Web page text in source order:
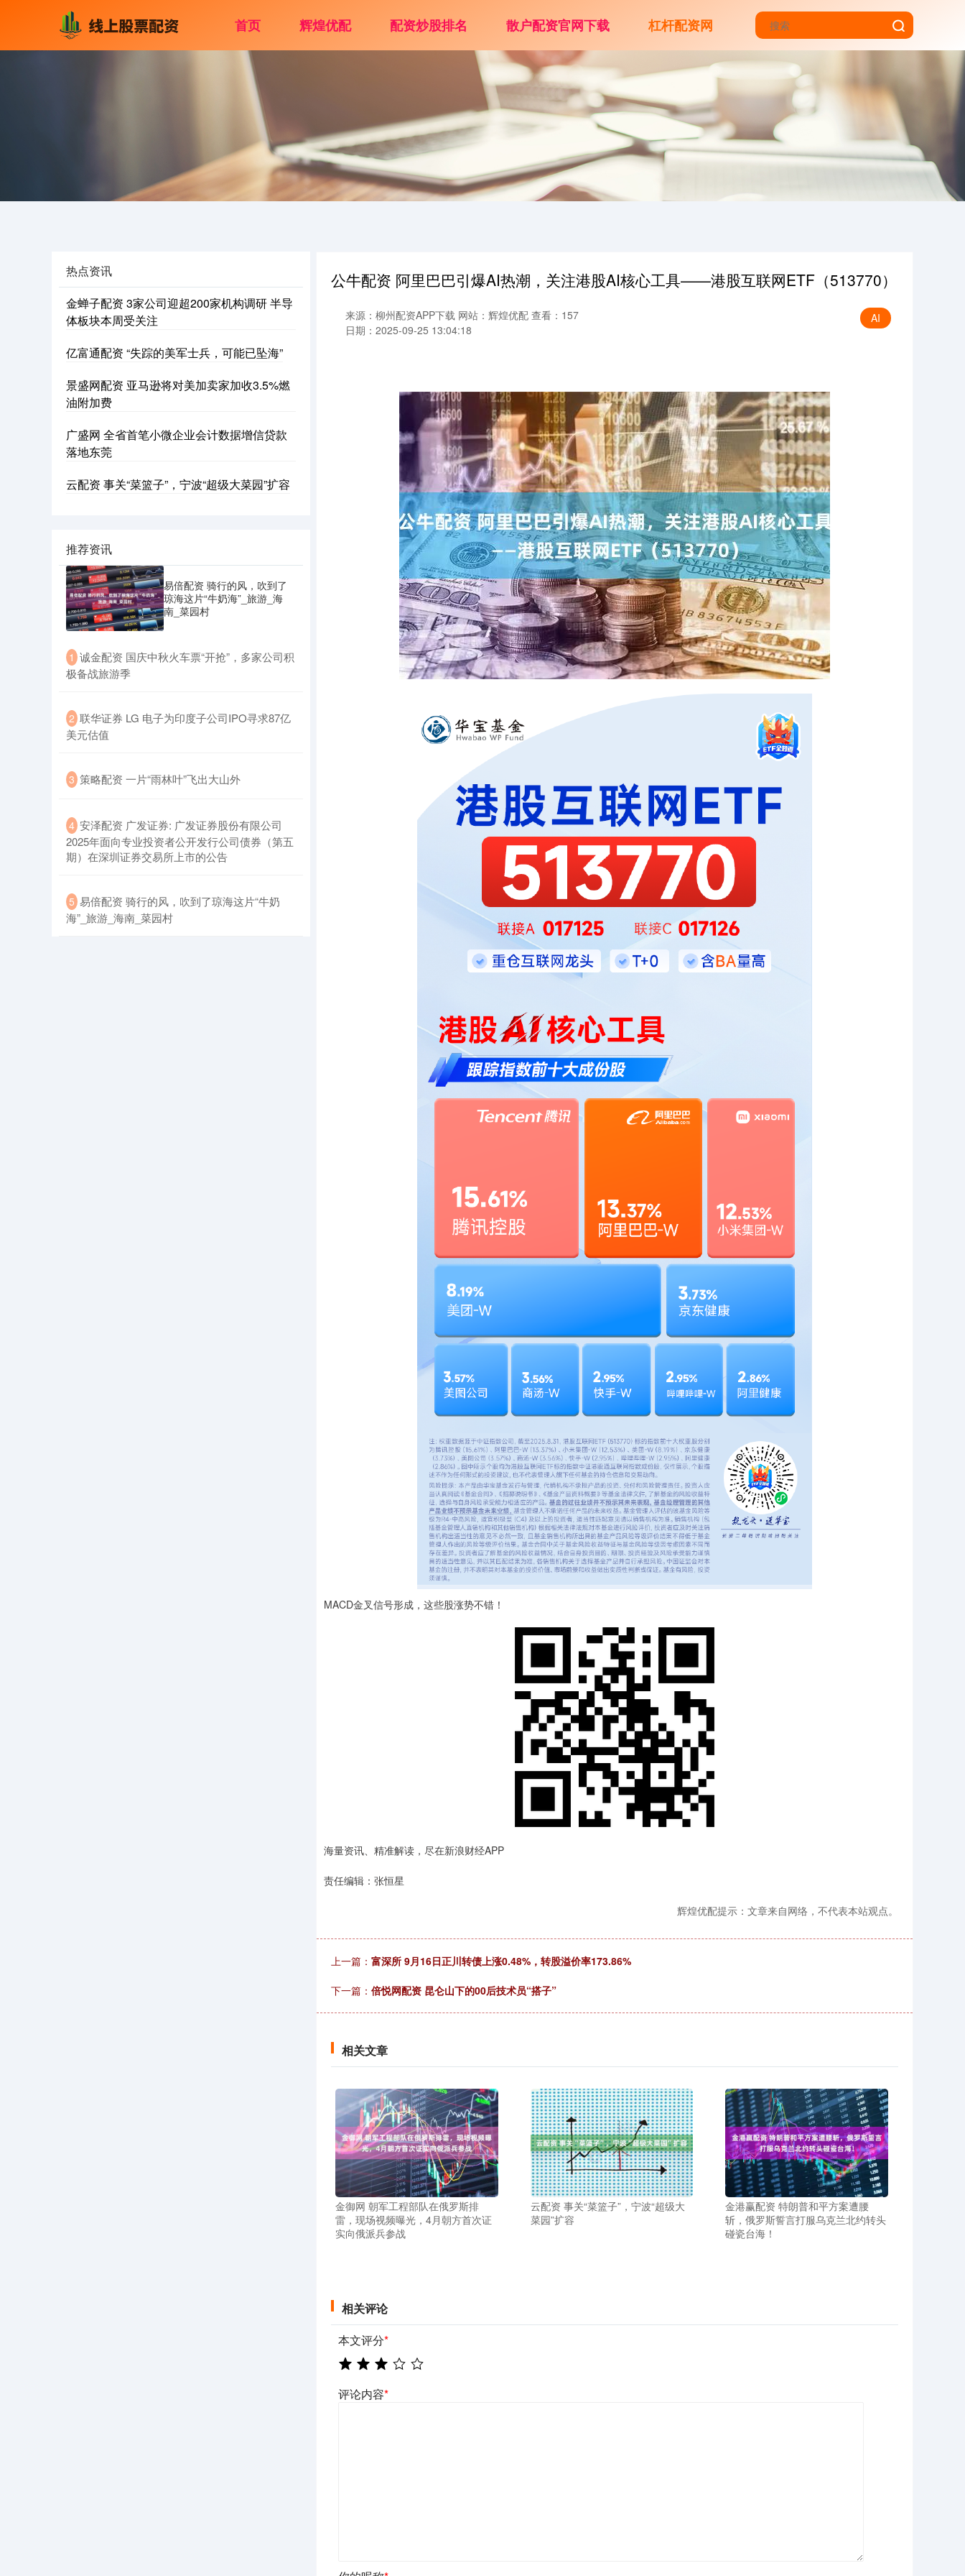
首页 辉煌优配 配资炒股排名 散户配资官网下载 杠杆配资网
公牛配资 阿里巴巴引爆AI热潮，关注港股AI核心工具——港股互联网ETF（513770）
AI
来源：柳州配资APP下载 网站：辉煌优配 查看：157
日期：2025-09-25 13:04:18
MACD金叉信号形成，这些股涨势不错！
海量资讯、精准解读，尽在新浪财经APP
责任编辑：张恒星
辉煌优配提示：文章来自网络，不代表本站观点。
上一篇： 富深所 9月16日正川转债上涨0.48%，转股溢价率173.86%
下一篇： 倍悦网配资 昆仑山下的00后技术员“搭子”
相关文章
金御网 朝军工程部队在俄罗斯排
雷，现场视频曝光，4月朝方首次证
实向俄派兵参战
云配资 事关“菜篮子”，宁波“超级大
菜园”扩容
金港赢配资 特朗普和平方案遭腰
斩，俄罗斯誓言打服乌克兰北约转头
碰瓷台海！
相关评论
本文评分*
评论内容*
热点资讯
金蝉子配资 3家公司迎超200家机构调研 半导
体板块本周受关注
亿富通配资 “失踪的美军士兵，可能已坠海”
景盛网配资 亚马逊将对美加卖家加收3.5%燃
油附加费
广盛网 全省首笔小微企业会计数据增信贷款
落地东莞
云配资 事关“菜篮子”，宁波“超级大菜园”扩容
推荐资讯
易倍配资 骑行的风，吹到了
琼海这片“牛奶海”_旅游_海
南_菜园村
1 ​诚金配资 国庆中秋火车票“开抢”，多家公司积
极备战旅游季
2 ​联华证券 LG 电子为印度子公司IPO寻求87亿
美元估值
3 ​策略配资 一片“雨林叶”飞出大山外
4 ​安泽配资 广发证券: 广发证券股份有限公司
2025年面向专业投资者公开发行公司债券（第五
期）在深圳证券交易所上市的公告
5 ​易倍配资 骑行的风，吹到了琼海这片“牛奶
海”_旅游_海南_菜园村